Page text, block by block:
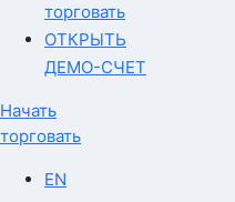
торговать
ОТКРЫТЬ
ДЕМО-СЧЕТ
Начать
торговать
EN